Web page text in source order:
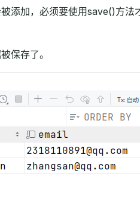
添加，必须要使用save()方法
保存了。